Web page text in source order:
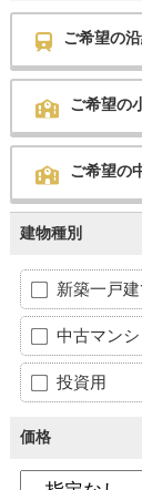
ご希望の
ご希望の
ご希望の
建物種別
新築一戸建
中古マン
投資用
価格